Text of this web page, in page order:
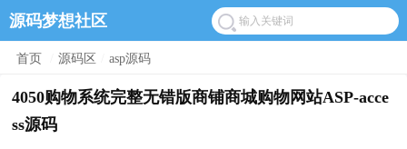
源码梦想社区
首页 源码区 asp源码
4050购物系统完整无错版商铺商城购物网站ASP-acce
ss源码